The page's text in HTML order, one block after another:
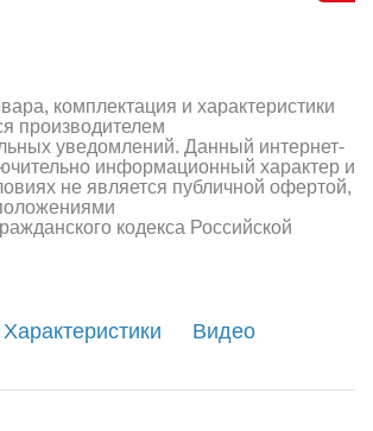
и блоки питания
приборы,расходники
для моделей
комплектация и характеристики
производителем
уведомлений. Данный интернет-
информационный характер и
не является публичной офертой,
кодекса Российской
Характеристики
Видео